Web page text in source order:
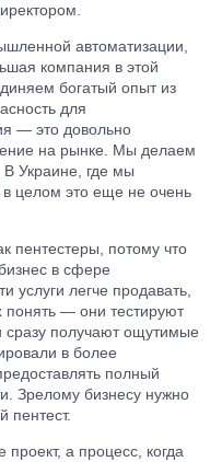
автоматизации,
компания в этой
богатый опыт из
для
— это довольно
на рынке. Мы делаем
Украине, где мы
целом это еще не очень
пентестеры, потому что
в сфере
услуги легче продавать,
понять — они тестируют
сразу получают ощутимые
в более
полный
Зрелому бизнесу нужно
пентест.
а процесс, когда